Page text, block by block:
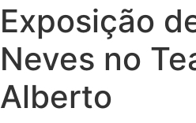
Exposição
Neves no
Alberto